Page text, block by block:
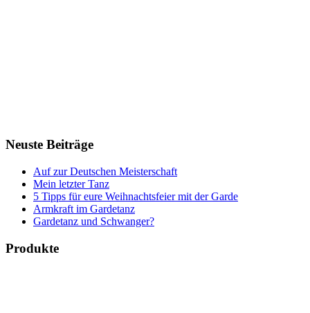
Neuste Beiträge
Auf zur Deutschen Meisterschaft
Mein letzter Tanz
5 Tipps für eure Weihnachtsfeier mit der Garde
Armkraft im Gardetanz
Gardetanz und Schwanger?
Produkte